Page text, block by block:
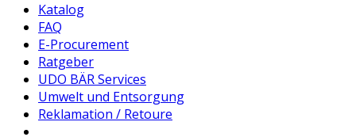
Katalog
FAQ
E-Procurement
Ratgeber
UDO BÄR Services
Umwelt und Entsorgung
Reklamation / Retoure